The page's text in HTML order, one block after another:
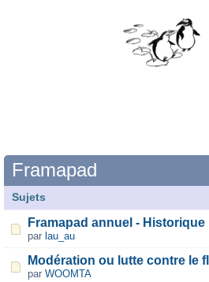
Framapad
Sujets
Framapad annuel - Historique
par lau_au
Modération ou lutte contre le
par WOOMTA